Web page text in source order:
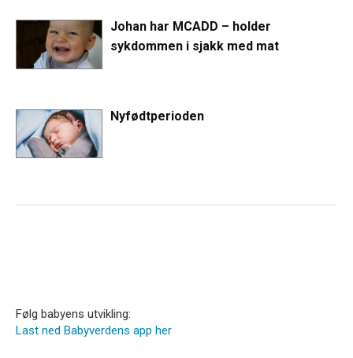
Johan har MCADD – holder
sykdommen i sjakk med mat
Nyfødtperioden
Følg babyens utvikling:
Last ned Babyverdens app her